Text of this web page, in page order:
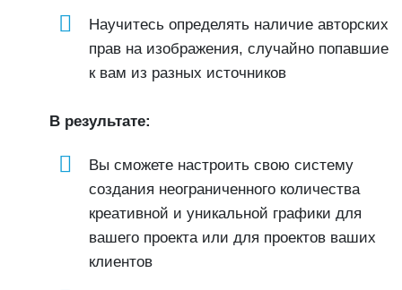
Научитесь определять наличие авторских
прав на изображения, случайно попавшие
к вам из разных источников
В результате:
Вы сможете настроить свою систему
создания неограниченного количества
креативной и уникальной графики для
вашего проекта или для проектов ваших
клиентов